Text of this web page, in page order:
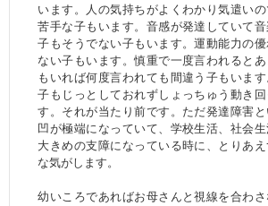
います。人の気持ちがよくわかり気遣い
苦手な子もいます。音感が発達していて
子もそうでない子もいます。運動能力の
ない子もいます。慎重で一度言われると
もいれば何度言われても間違う子もいま
子もじっとしておれずしょっちゅう動き
す。それが当たり前です。ただ発達障害
凹が極端になっていて、学校生活、社会
大きめの支障になっている時に、とりあ
な気がします。
幼いころであればお母さんと視線を合わ